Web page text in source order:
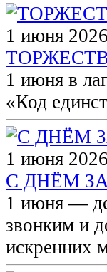
1 июня
1 июня в
«Код
1 июня
С ДНЁМ
1 июня —
звонким и
искренних